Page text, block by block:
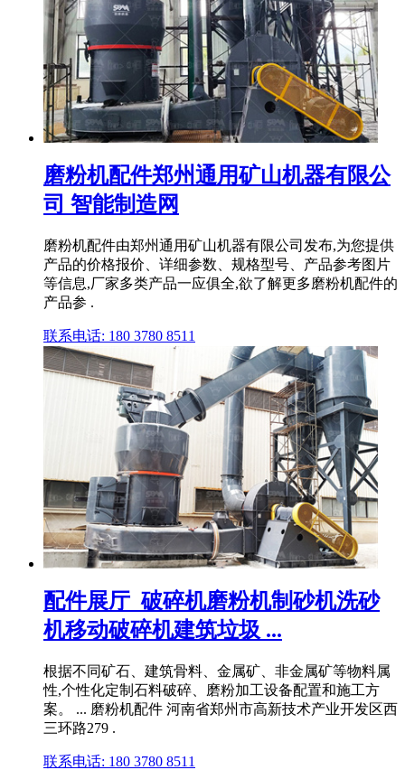
磨粉机配件郑州通用矿山机器有限公
司 智能制造网
磨粉机配件由郑州通用矿山机器有限公司发布,为您提供
产品的价格报价、详细参数、规格型号、产品参考图片
等信息,厂家多类产品一应俱全,欲了解更多磨粉机配件的
产品参 .
联系电话: 180 3780 8511
配件展厅_破碎机磨粉机制砂机洗砂
机移动破碎机建筑垃圾 ...
根据不同矿石、建筑骨料、金属矿、非金属矿等物料属
性,个性化定制石料破碎、磨粉加工设备配置和施工方
案。 ... 磨粉机配件 河南省郑州市高新技术产业开发区西
三环路279 .
联系电话: 180 3780 8511